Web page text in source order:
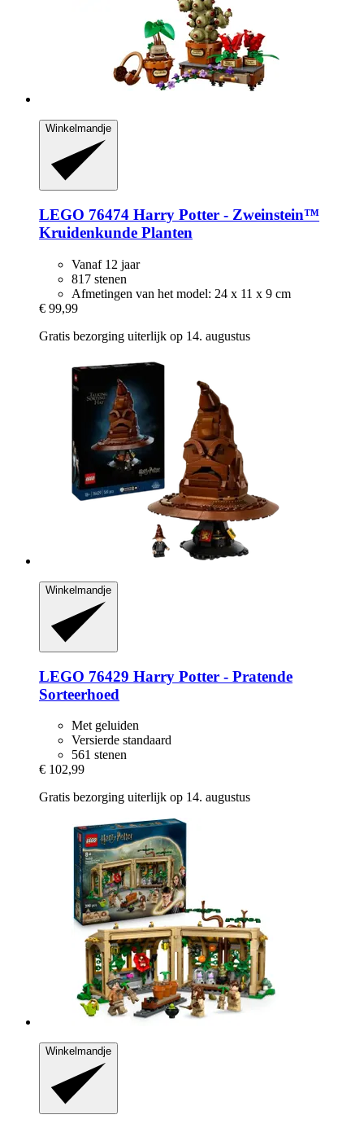
Winkelmandje
LEGO 76474 Harry Potter -​ Zweinstein™
Kruidenkunde Planten
Vanaf 12 jaar
817 stenen
Afmetingen van het model: 24 x 11 x 9 cm
€ 99,99
Gratis bezorging uiterlijk op 14. augustus
Winkelmandje
LEGO 76429 Harry Potter -​ Pratende
Sorteerhoed
Met geluiden
Versierde standaard
561 stenen
€ 102,99
Gratis bezorging uiterlijk op 14. augustus
Winkelmandje